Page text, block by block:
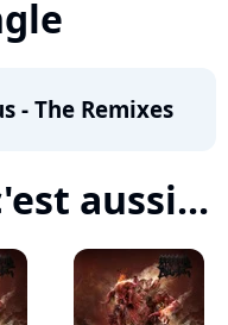
- The Remixes
aussi...